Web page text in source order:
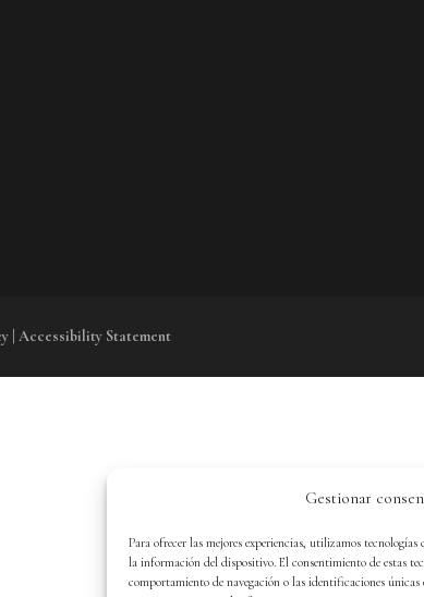
Gestionar
Para ofrecer las mejores experiencias, utilizamos
la información del dispositivo. El consentimiento de estas
comportamiento de navegación o las identificaciones
| Accessibility Statement